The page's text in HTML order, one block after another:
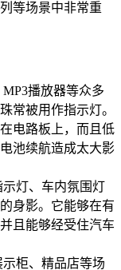
等场景中非常重
播放器等众多
常被用作指示灯。
电路板上，而且低
池续航造成太大影
灯、车内氛围灯
身影。它能够在有
且能够经受住汽车
柜、精品店等场